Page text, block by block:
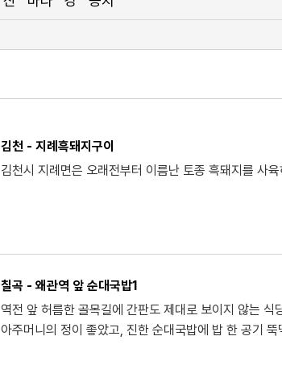
김천 - 지례흑돼지구이
김천시 지례면은 오래전부터 이름난 토종 흑돼지를 사
칠곡 - 왜관역 앞 순대국밥1
역전 앞 허름한 골목길에 간판도 제대로 보이지 않는
아주머니의 정이 좋았고, 진한 순대국밥에 밥 한 공기